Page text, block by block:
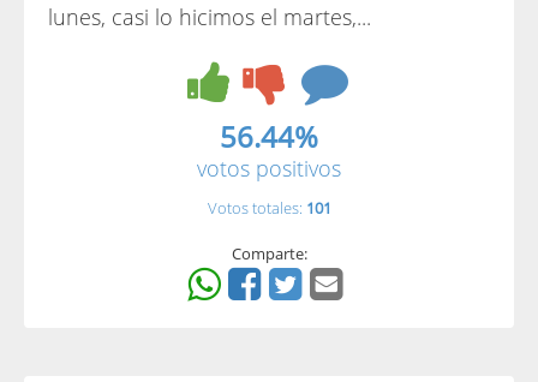
lunes, casi lo hicimos el martes,...
56.44%
votos positivos
Votos totales: 101
Comparte: